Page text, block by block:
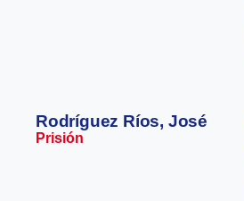
Rodríguez Ríos, José
Prisión